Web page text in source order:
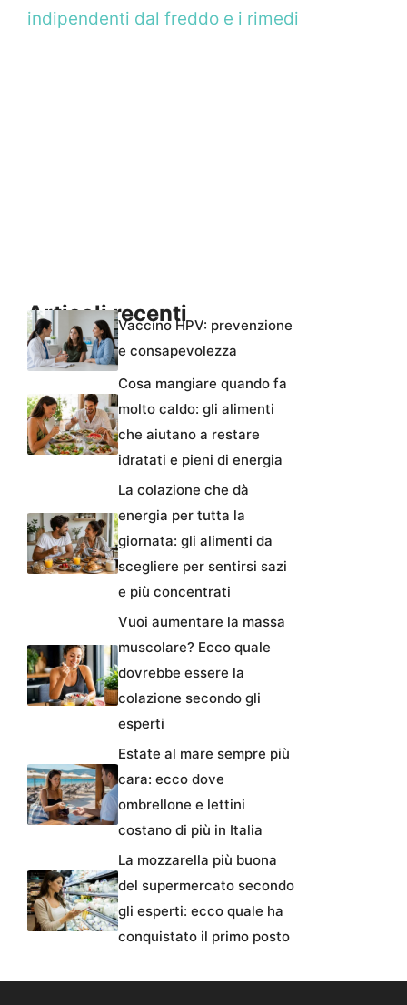
indipendenti dal freddo e i rimedi
Articoli recentiVaccino HPV: prevenzione
e consapevolezza
Cosa mangiare quando fa
molto caldo: gli alimenti
che aiutano a restare
idratati e pieni di energia
La colazione che dà
energia per tutta la
giornata: gli alimenti da
scegliere per sentirsi sazi
e più concentrati
Vuoi aumentare la massa
muscolare? Ecco quale
dovrebbe essere la
colazione secondo gli
esperti
Estate al mare sempre più
cara: ecco dove
ombrellone e lettini
costano di più in Italia
La mozzarella più buona
del supermercato secondo
gli esperti: ecco quale ha
conquistato il primo posto